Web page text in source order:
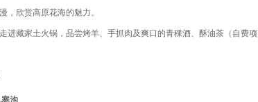
，欣赏高原花海的魅力。
进藏家土火锅，品尝烤羊、手抓肉及爽口的青稞酒、酥油茶（自费
沟